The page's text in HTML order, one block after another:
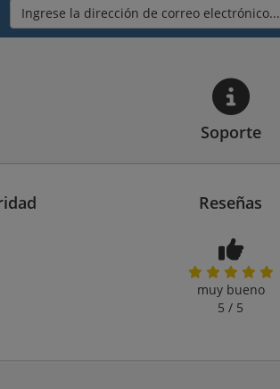
Ingrese la dirección de correo electrónico...
Soporte
Reseñas
muy bueno
5 / 5